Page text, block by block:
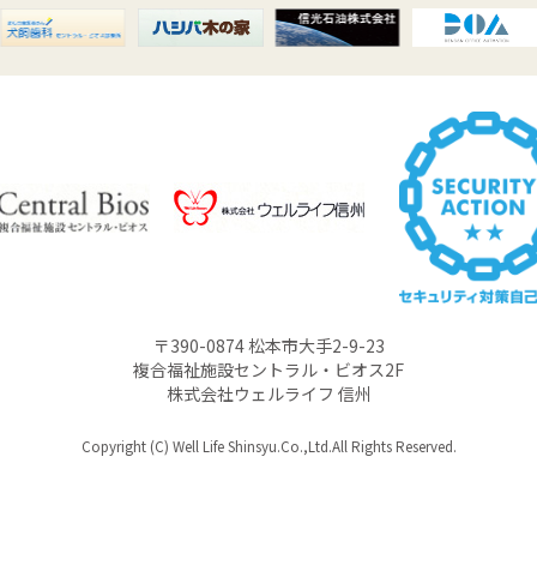
〒390-0874 松本市大手2-9-23
複合福祉施設セントラル・ビオス2F
株式会社ウェルライフ 信州
Copyright (C) Well Life Shinsyu.Co.,Ltd.All Rights Reserved.